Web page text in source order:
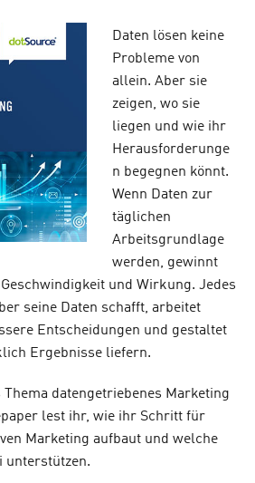
Daten lösen keine
Probleme von
allein. Aber sie
zeigen, wo sie
liegen und wie ihr
Herausforderunge
n begegnen könnt.
Wenn Daten zur
täglichen
Arbeitsgrundlage
werden, gewinnt
und Wirkung. Jedes
seine Daten schafft, arbeitet
Entscheidungen und gestaltet
Ergebnisse liefern.
datengetriebenes Marketing
lest ihr, wie ihr Schritt für
Marketing aufbaut und welche
unterstützen.